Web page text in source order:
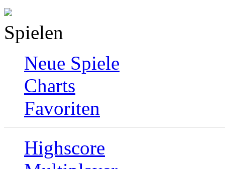
Spielen
Neue Spiele
Charts
Favoriten
Highscore